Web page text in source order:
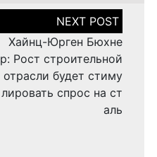
Хайнц-Юрген Бюхне
р: Рост строительной
отрасли будет стиму
лировать спрос на ст
аль